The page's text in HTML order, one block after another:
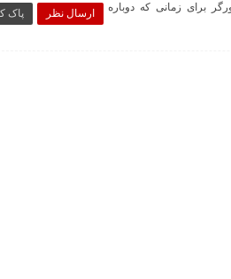
ارسال نظر پاک
برای زمانی که دوباره